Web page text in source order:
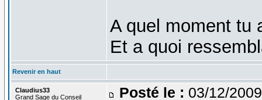
A quel moment tu
Et a quoi
Revenir en haut
Claudius33
Grand Sage du Conseil
Posté le : 03/12/